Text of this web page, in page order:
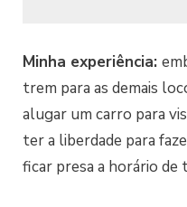
Minha experiência:
trem para as demais
alugar um carro para
ter a liberdade para
ficar presa a horário de